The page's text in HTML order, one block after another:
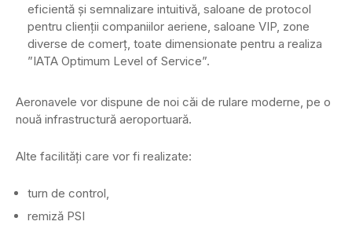
eficientă și semnalizare intuitivă, saloane de protocol
pentru clienții companiilor aeriene, saloane VIP, zone
diverse de comerț, toate dimensionate pentru a realiza
”IATA Optimum Level of Service”.
Aeronavele vor dispune de noi căi de rulare moderne, pe o
nouă infrastructură aeroportuară.
Alte facilități care vor fi realizate:
turn de control,
remiză PSI